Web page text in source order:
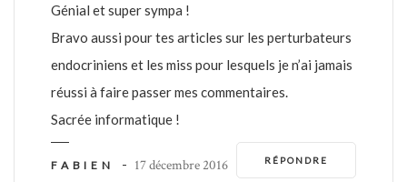
Génial et super sympa !
Bravo aussi pour tes articles sur les perturbateurs
endocriniens et les miss pour lesquels je n’ai jamais
réussi à faire passer mes commentaires.
Sacrée informatique !
RÉPONDRE
FABIEN - 17 décembre 2016